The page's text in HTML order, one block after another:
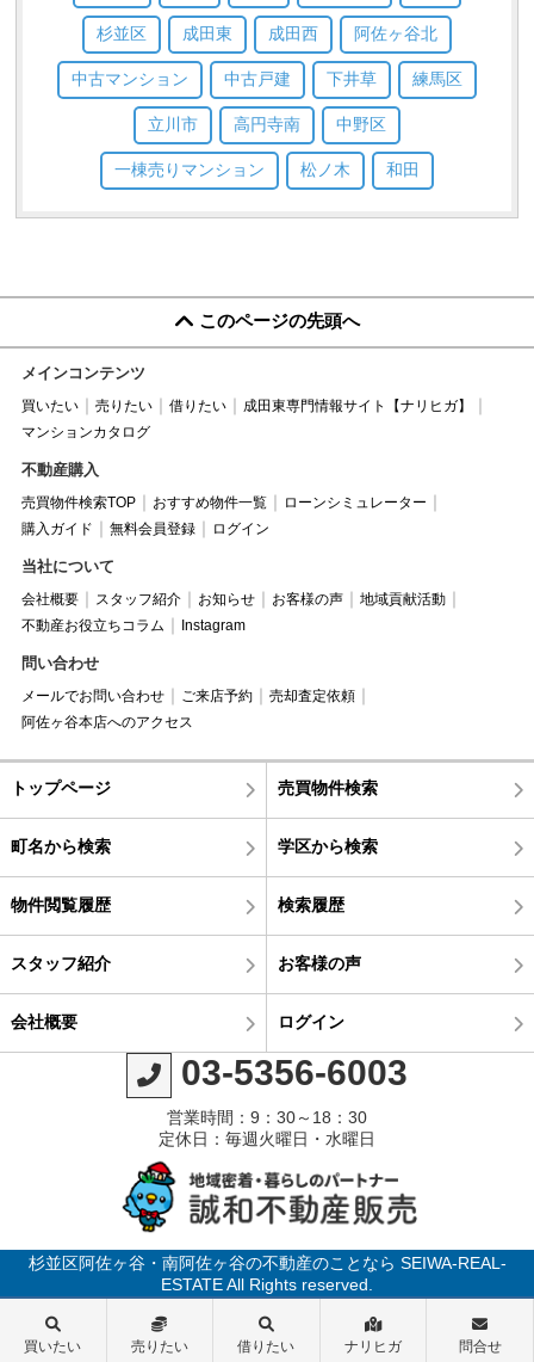
杉並区 成田東 成田西 阿佐ヶ谷北
中古マンション 中古戸建 下井草 練馬区
立川市 高円寺南 中野区
一棟売りマンション 松ノ木 和田
このページの先頭へ
メインコンテンツ
買いたい 売りたい 借りたい
成田東専門情報サイト【ナリヒガ】
マンションカタログ
不動産購入
売買物件検索TOP おすすめ物件一覧
ローンシミュレーター
購入ガイド
無料会員登録 ログイン
当社について
会社概要 スタッフ紹介 お知らせ お客様の声
地域貢献活動
不動産お役立ちコラム
Instagram
問い合わせ
メールでお問い合わせ ご来店予約
売却査定依頼
阿佐ヶ谷本店へのアクセス
トップページ 売買物件検索
町名から検索 学区から検索
物件閲覧履歴 検索履歴
スタッフ紹介 お客様の声
会社概要 ログイン
03-5356-6003
営業時間：9：30～18：30
定休日：毎週火曜日・水曜日
杉並区阿佐ヶ谷・南阿佐ヶ谷の不動産のことなら SEIWA-REAL-
ESTATE All Rights reserved.
買いたい 売りたい 借りたい ナリヒガ 問合せ